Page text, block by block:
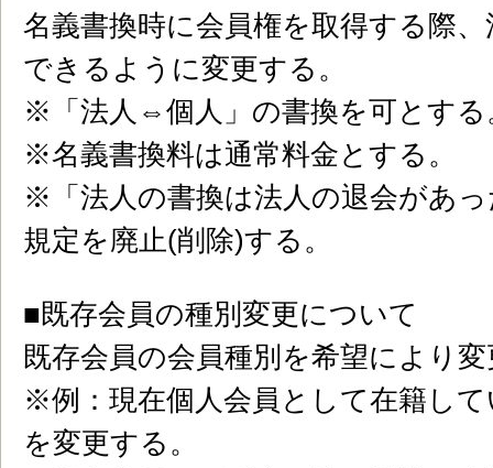
名義書換時に会員権を取得する際
できるように変更する。
※「法人⇔個人」の書換を可とする
※名義書換料は通常料金とする。
※「法人の書換は法人の退会があ
規定を廃止(削除)する。
■既存会員の種別変更について
既存会員の会員種別を希望により
※例：現在個人会員として在籍し
を変更する。